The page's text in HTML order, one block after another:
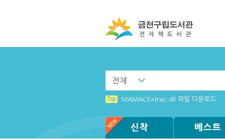
전체
Tip MAMACExtrac.dll 파일 다운로드
신착 베스트